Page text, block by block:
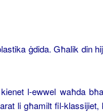
ġdida. Għalik din
l-ewwel waħda
li għamilt fil-klassijiet,